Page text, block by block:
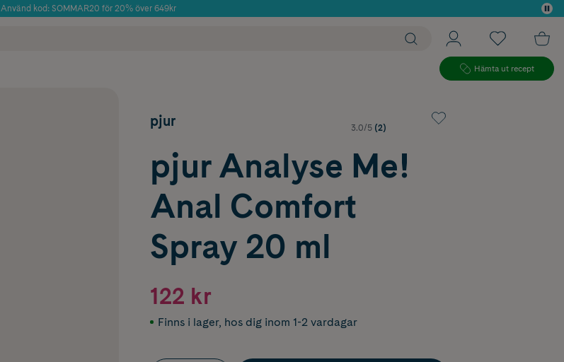
Använd kod: SOMMAR20 för 20% över 649kr
Hämta ut recept
pjur 3.0/5 (2)
pjur Analyse Me!
Anal Comfort
Spray 20 ml
122 kr
Finns i lager, hos dig inom 1-2 vardagar